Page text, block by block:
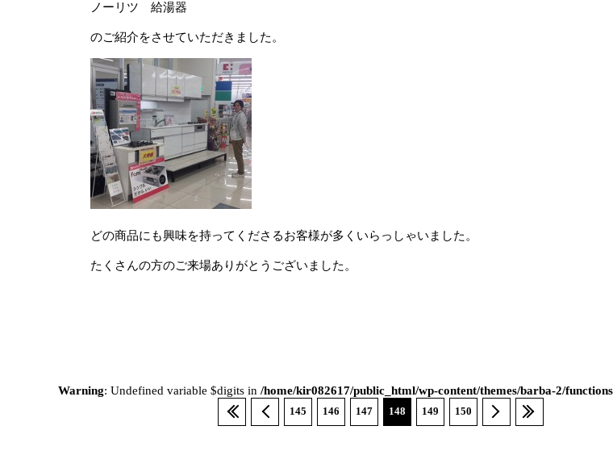
ノーリツ 給湯器
のご紹介をさせていただきました。
どの商品にも興味を持ってくださるお客様が多くいらっしゃいました。
たくさんの方のご来場ありがとうございました。
Warning: Undefined variable $digits in /home/kir082617/public_html/wp-content/themes/barba-2/
145 146 147 148 149 150